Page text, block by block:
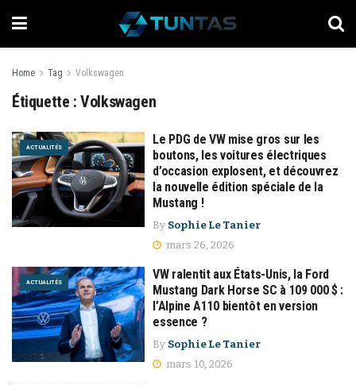
Home Tag Volkswagen
Étiquette :Volkswagen
ACTUALITÉS
Le PDG de VW mise gros sur les
boutons, les voitures électriques
d’occasion explosent, et découvrez
la nouvelle édition spéciale de la
Mustang !
By Sophie Le Tanier
mars 26, 2026
ACTUALITÉS
VW ralentit aux États-Unis, la Ford
Mustang Dark Horse SC à 109 000 $ :
l’Alpine A110 bientôt en version
essence ?
By Sophie Le Tanier
mars 10, 2026